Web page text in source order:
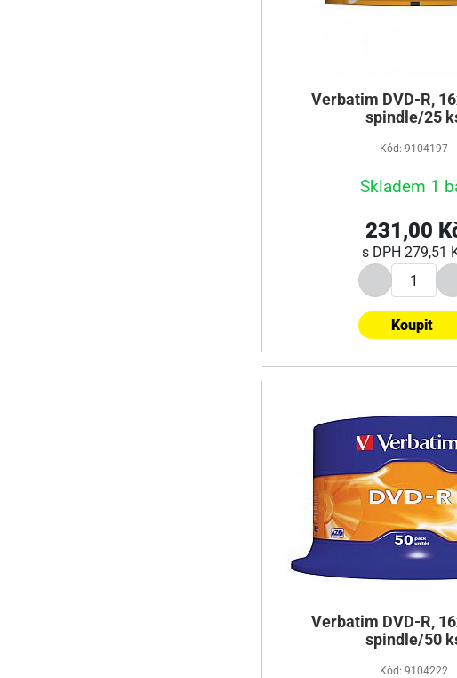
Verbatim DVD-R,
spindle/25
Kód: 9104197
Skladem 1
231,00
s DPH 279,51
Koupit
Verbatim DVD-R,
spindle/50
Kód: 9104222